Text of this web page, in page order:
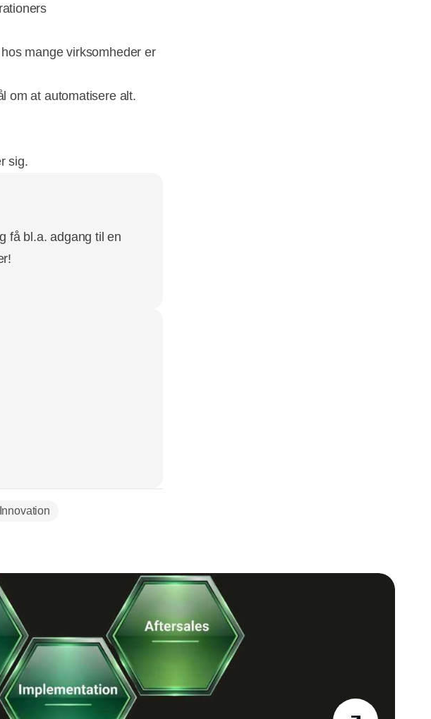
mange virksomheder er
om at automatisere alt.
sig.
få bl.a. adgang til en
Innovation